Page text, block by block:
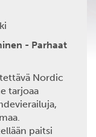
- Parhaat
Nordic
tarjoaa
paitsi